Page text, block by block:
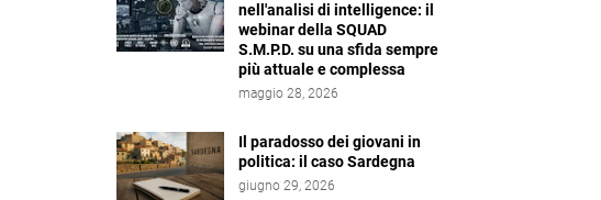
nell'analisi di intelligence: il
webinar della SQUAD
S.M.P.D. su una sfida sempre
più attuale e complessa
maggio 28, 2026
Il paradosso dei giovani in
politica: il caso Sardegna
giugno 29, 2026